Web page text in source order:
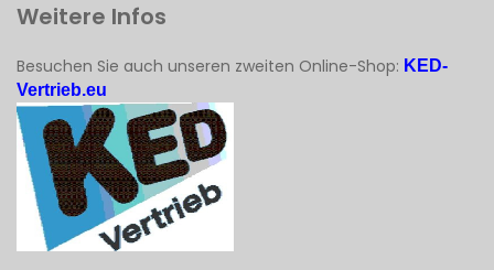
Weitere Infos
Besuchen Sie auch unseren zweiten Online-Shop: KED-
Vertrieb.eu